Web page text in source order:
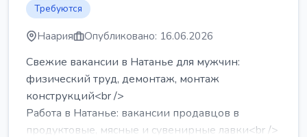
Требуются
Наария Опубликовано: 16.06.2026
Свежие вакансии в Натанье для мужчин:
физический труд, демонтаж, монтаж
конструкций<br />
Работа в Натанье: вакансии продавцов в
продуктовые, мясные и сувенирные лавки<br />